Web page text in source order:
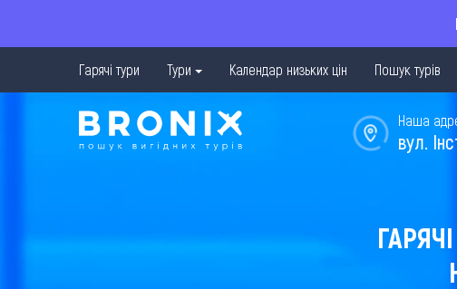
Гарячі тури Тури Календар низьких цін Пошук турів
Наша
вул.